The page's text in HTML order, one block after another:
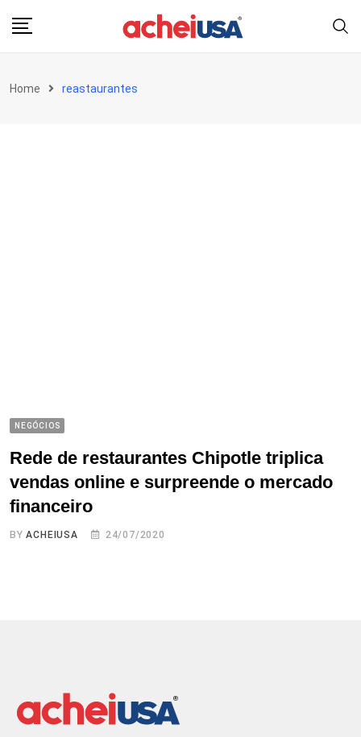
Home reastaurantes
NEGÓCIOS
Rede de restaurantes Chipotle triplica
vendas online e surpreende o mercado
financeiro
BYACHEIUSA 24/07/2020